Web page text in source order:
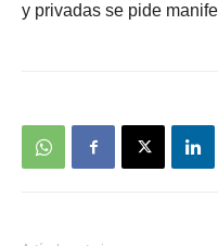
y privadas se pide